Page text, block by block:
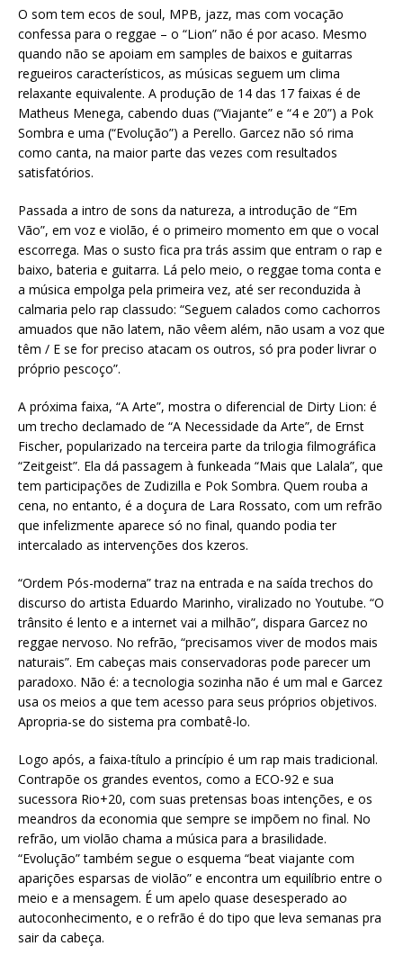
O som tem ecos de soul, MPB, jazz, mas com vocação
confessa para o reggae – o “Lion” não é por acaso. Mesmo
quando não se apoiam em samples de baixos e guitarras
regueiros característicos, as músicas seguem um clima
relaxante equivalente. A produção de 14 das 17 faixas é de
Matheus Menega, cabendo duas (“Viajante” e “4 e 20”) a Pok
Sombra e uma (“Evolução”) a Perello. Garcez não só rima
como canta, na maior parte das vezes com resultados
satisfatórios.
Passada a intro de sons da natureza, a introdução de “Em
Vão”, em voz e violão, é o primeiro momento em que o vocal
escorrega. Mas o susto fica pra trás assim que entram o rap e
baixo, bateria e guitarra. Lá pelo meio, o reggae toma conta e
a música empolga pela primeira vez, até ser reconduzida à
calmaria pelo rap classudo: “Seguem calados como cachorros
amuados que não latem, não vêem além, não usam a voz que
têm / E se for preciso atacam os outros, só pra poder livrar o
próprio pescoço”.
A próxima faixa, “A Arte”, mostra o diferencial de Dirty Lion: é
um trecho declamado de “A Necessidade da Arte”, de Ernst
Fischer, popularizado na terceira parte da trilogia filmográfica
“Zeitgeist”. Ela dá passagem à funkeada “Mais que Lalala”, que
tem participações de Zudizilla e Pok Sombra. Quem rouba a
cena, no entanto, é a doçura de Lara Rossato, com um refrão
que infelizmente aparece só no final, quando podia ter
intercalado as intervenções dos kzeros.
“Ordem Pós-moderna” traz na entrada e na saída trechos do
discurso do artista Eduardo Marinho, viralizado no Youtube. “O
trânsito é lento e a internet vai a milhão”, dispara Garcez no
reggae nervoso. No refrão, “precisamos viver de modos mais
naturais”. Em cabeças mais conservadoras pode parecer um
paradoxo. Não é: a tecnologia sozinha não é um mal e Garcez
usa os meios a que tem acesso para seus próprios objetivos.
Apropria-se do sistema pra combatê-lo.
Logo após, a faixa-título a princípio é um rap mais tradicional.
Contrapõe os grandes eventos, como a ECO-92 e sua
sucessora Rio+20, com suas pretensas boas intenções, e os
meandros da economia que sempre se impõem no final. No
refrão, um violão chama a música para a brasilidade.
“Evolução” também segue o esquema “beat viajante com
aparições esparsas de violão” e encontra um equilíbrio entre o
meio e a mensagem. É um apelo quase desesperado ao
autoconhecimento, e o refrão é do tipo que leva semanas pra
sair da cabeça.